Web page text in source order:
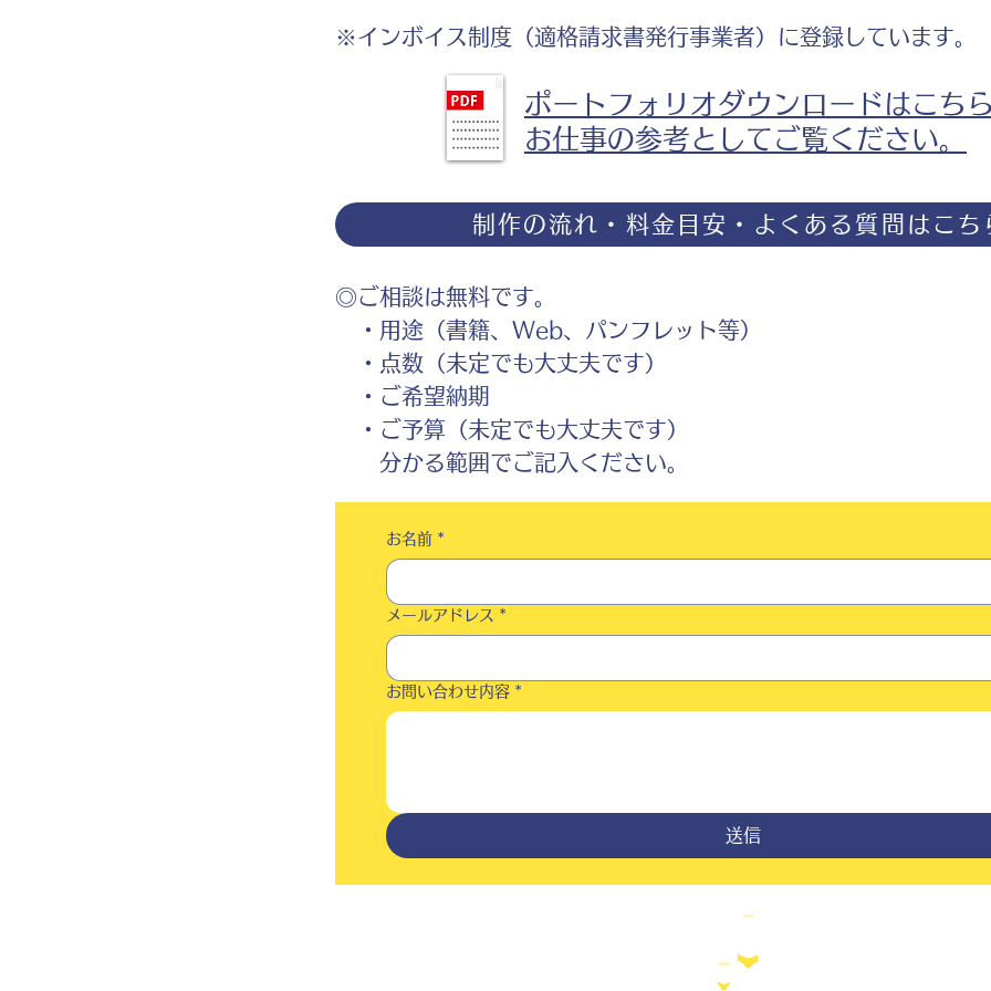
※インボイス制度（適格請求書発行事業者）に登録しています。
ポートフォリオダウンロードはこち
お仕事の参考としてご覧ください。
制作の流れ・料金目安・よくある質問はこち
◎ご相談は無料です。
・用途（書籍、Web、パンフレット等）
・点数（未定でも大丈夫です）
・ご希望納期
・ご予算（未定でも大丈夫です）
分かる範囲でご記入ください。
お名前 *
メールアドレス *
お問い合わせ内容 *
送信